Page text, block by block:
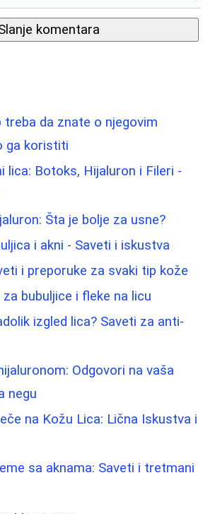
komentara
treba da znate o njegovim
ga koristiti
lica: Botoks, Hijaluron i Fileri -
Šta je bolje za usne?
i akni - Saveti i iskustva
i preporuke za svaki tip kože
bubuljice i fleke na licu
izgled lica? Saveti za anti-
Odgovori na vaša
negu
na Kožu Lica: Lična Iskustva i
sa aknama: Saveti i tretmani